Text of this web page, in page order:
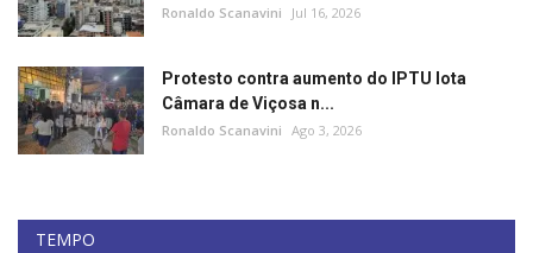
Ronaldo Scanavini Jul 16, 2026
Protesto contra aumento do IPTU lota
Câmara de Viçosa n...
Ronaldo Scanavini Ago 3, 2026
TEMPO